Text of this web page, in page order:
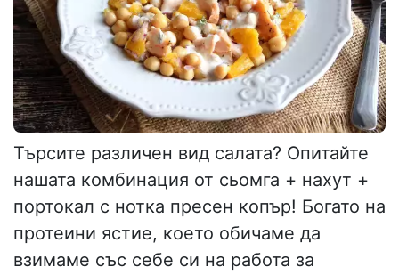
Търсите различен вид салата? Опитайте
нашата комбинация от сьомга + нахут +
портокал с нотка пресен копър! Богато на
протеини ястие, което обичаме да
взимаме със себе си на работа за